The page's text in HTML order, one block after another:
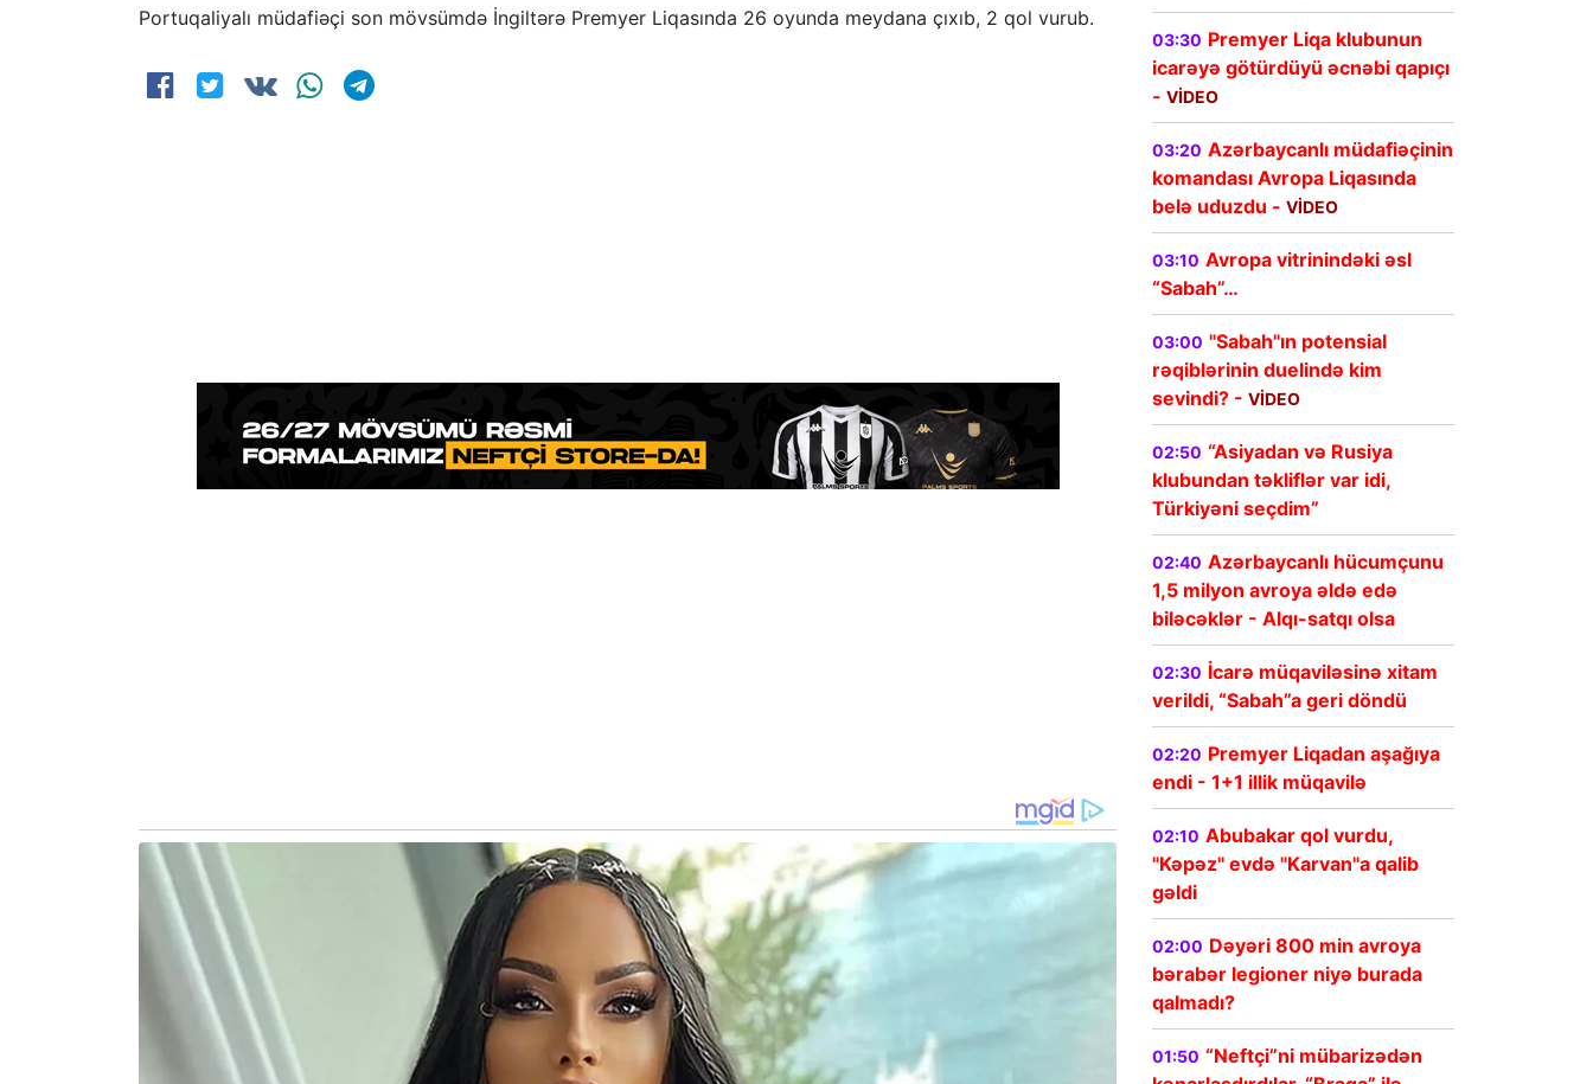
Portuqaliyalı müdafiəçi son mövsümdə İngiltərə Premyer Liqasında 26 oyunda meydana çıxıb, 2 qol vurub.
03:30 Premyer Liqa klubunun
icarəyə götürdüyü əcnəbi qapıçı
- VİDEO
03:20 Azərbaycanlı müdafiəçinin
komandası Avropa Liqasında
belə uduzdu - VİDEO
03:10 Avropa vitrinindəki əsl
“Sabah”…
03:00 "Sabah"ın potensial
rəqiblərinin duelində kim
sevindi? - VİDEO
02:50 “Asiyadan və Rusiya
klubundan təkliflər var idi,
Türkiyəni seçdim”
02:40 Azərbaycanlı hücumçunu
1,5 milyon avroya əldə edə
biləcəklər - Alqı-satqı olsa
02:30 İcarə müqaviləsinə xitam
verildi, “Sabah”a geri döndü
02:20 Premyer Liqadan aşağıya
endi - 1+1 illik müqavilə
02:10 Abubakar qol vurdu,
"Kəpəz" evdə "Karvan"a qalib
gəldi
02:00 Dəyəri 800 min avroya
bərabər legioner niyə burada
qalmadı?
01:50 “Neftçi”ni mübarizədən